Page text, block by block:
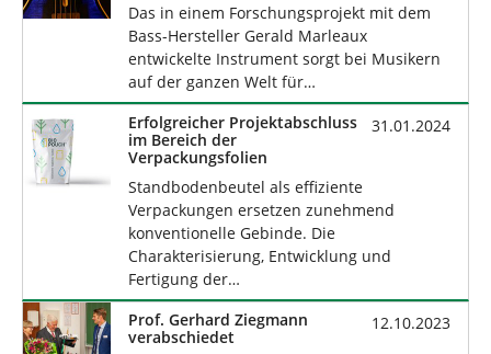
Das in einem Forschungsprojekt mit dem
Bass-Hersteller Gerald Marleaux
entwickelte Instrument sorgt bei Musikern
auf der ganzen Welt für…
31.01.2024
Erfolgreicher Projektabschluss
im Bereich der
Verpackungsfolien
Standbodenbeutel als effiziente
Verpackungen ersetzen zunehmend
konventionelle Gebinde. Die
Charakterisierung, Entwicklung und
Fertigung der…
12.10.2023
Prof. Gerhard Ziegmann
verabschiedet